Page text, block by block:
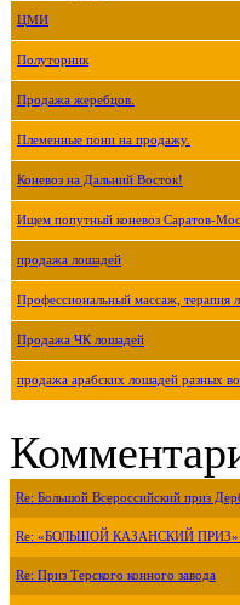
ЦМИ
Полуторник
Продажа жеребцов.
Племенные пони на продажу.
Коневоз на Дальний Восток!
Ищем попутный коневоз Саратов-
продажа лошадей
Профессиональный массаж, терапия
Продажа ЧК лошадей
продажа арабских лошадей разных
Re: Большой Всероссийский приз
Re: «БОЛЬШОЙ КАЗАНСКИЙ
Re: Приз Терского конного завода